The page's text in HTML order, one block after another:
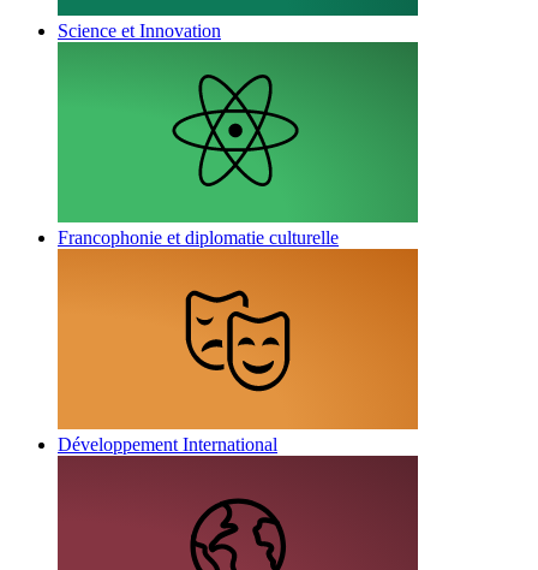
Science et Innovation
Francophonie et diplomatie culturelle
Développement International